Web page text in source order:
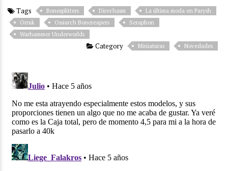
Tags Bonesplitters Direchasm
La última moda en Parysh
Orruk
Ossiarch Bonereapers
Seraphon
Warhammer Underworlds
Category Miniaturas Novedades